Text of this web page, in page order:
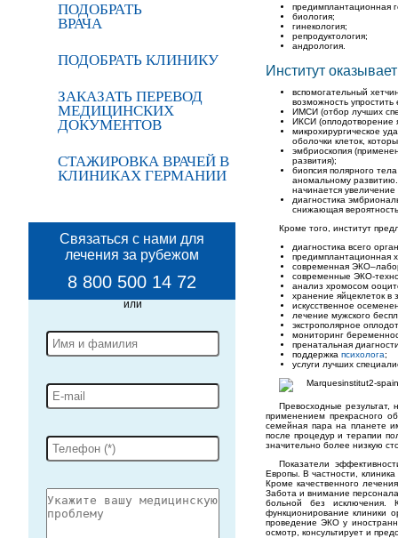
ПОДОБРАТЬ
ВРАЧА
ПОДОБРАТЬ КЛИНИКУ
ЗАКАЗАТЬ ПЕРЕВОД
МЕДИЦИНСКИХ
ДОКУМЕНТОВ
СТАЖИРОВКА ВРАЧЕЙ В
КЛИНИКАХ ГЕРМАНИИ
Связаться с нами для
лечения за рубежом
8 800 500 14 72
предимплантационная
биология;
гинекология;
репродуктология;
андрология.
Институт
вспомогательный
возможность
ИМСИ (отбор лучших
ИКСИ (оплодотворение
микрохирургическое
оболочки клеток,
эмбриоскопия
развития);
биопсия полярного
аномальному
начинается
диагностика
снижающая
Кроме того, институт
диагностика всего
предимплантационная
современная
современные ЭКО-
анализ хромосом
хранение яйцеклеток
искусственное
лечение мужского
экстрополярное
мониторинг
пренатальная
поддержка психолога;
услуги лучших
Превосходные результат,
применением прекрасного
семейная пара на планете
после процедур и терапии
значительно более низкую
Показатели
Европы. В частности,
Кроме качественного
Забота и внимание
больной без исключения.
функционирование клиники
проведение ЭКО у
осмотр, консультирует и